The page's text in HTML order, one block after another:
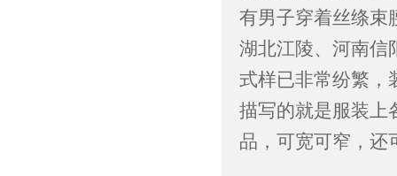
有男子穿着丝绦束
湖北江陵、河南信
式样已非常纷繁，
描写的就是服装上
品，可宽可窄，还